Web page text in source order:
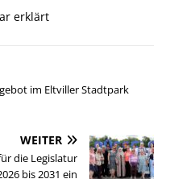
erklärt
im Eltviller Stadtpark
WEITER
die Legislatur
bis 2031 ein